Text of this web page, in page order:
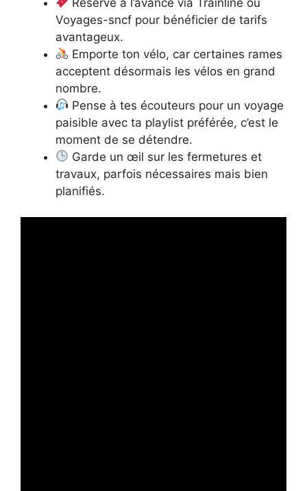
Voyages-sncf pour bénéficier de tarifs
avantageux.
Emporte ton vélo, car certaines rames
acceptent désormais les vélos en grand
nombre.
Pense à tes écouteurs pour un voyage
paisible avec ta playlist préférée, c’est le
moment de se détendre.
Garde un œil sur les fermetures et
travaux, parfois nécessaires mais bien
planifiés.